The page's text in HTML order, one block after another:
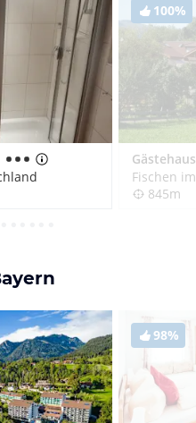
100%
Fischen
845m
98%